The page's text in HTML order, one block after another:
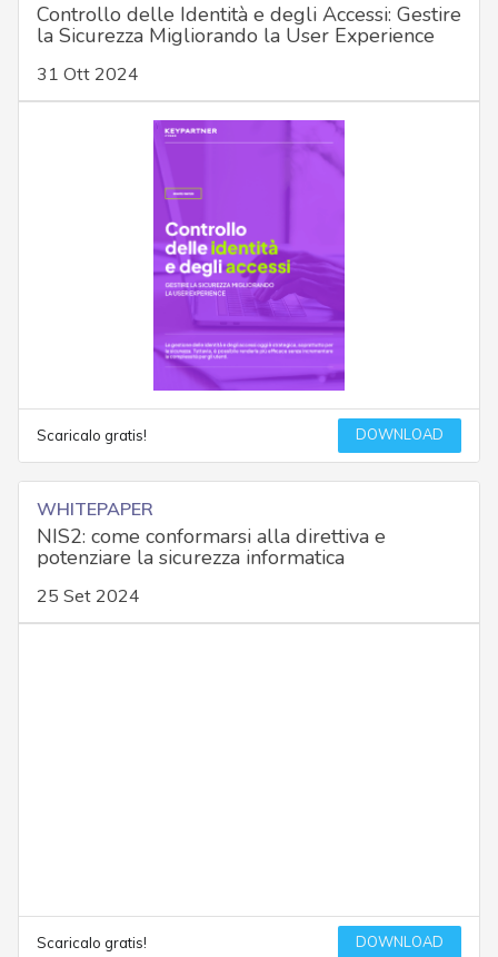
Controllo delle Identità e degli Accessi: Gestire
la Sicurezza Migliorando la User Experience
31 Ott 2024
Scaricalo gratis! DOWNLOAD
WHITEPAPER
NIS2: come conformarsi alla direttiva e
potenziare la sicurezza informatica
25 Set 2024
Scaricalo gratis! DOWNLOAD